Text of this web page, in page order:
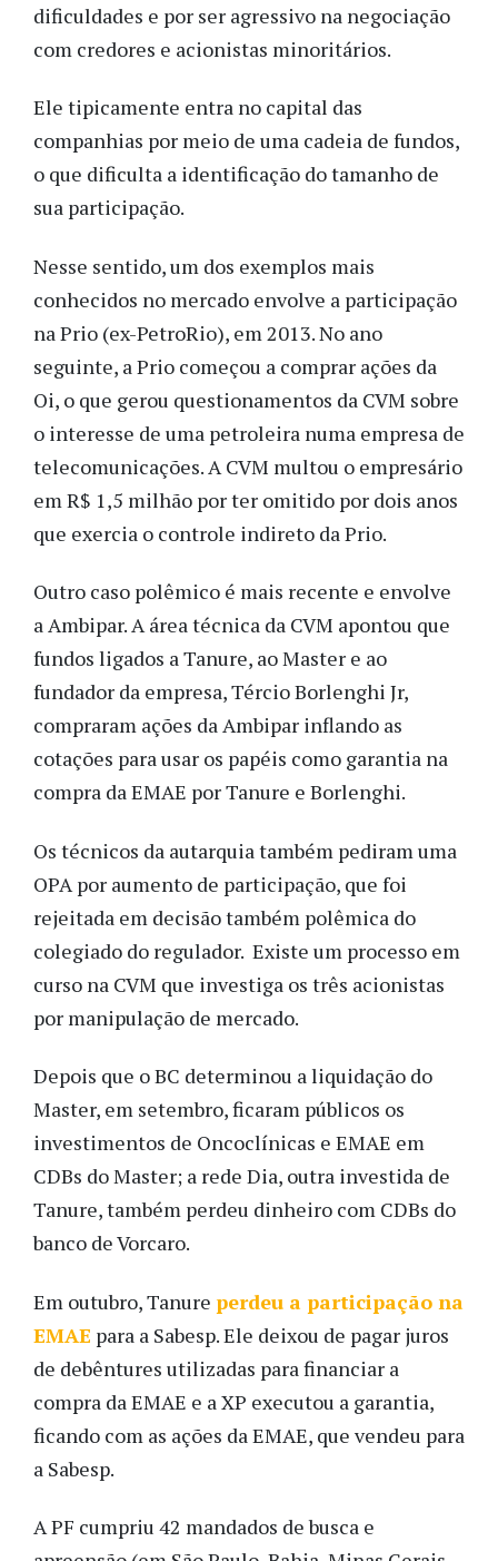
dificuldades e por ser agressivo na negociação
com credores e acionistas minoritários.
Ele tipicamente entra no capital das
companhias por meio de uma cadeia de fundos,
o que dificulta a identificação do tamanho de
sua participação.
Nesse sentido, um dos exemplos mais
conhecidos no mercado envolve a participação
na Prio (ex-PetroRio), em 2013. No ano
seguinte, a Prio começou a comprar ações da
Oi, o que gerou questionamentos da CVM sobre
o interesse de uma petroleira numa empresa de
telecomunicações. A CVM multou o empresário
em R$ 1,5 milhão por ter omitido por dois anos
que exercia o controle indireto da Prio.
Outro caso polêmico é mais recente e envolve
a Ambipar. A área técnica da CVM apontou que
fundos ligados a Tanure, ao Master e ao
fundador da empresa, Tércio Borlenghi Jr,
compraram ações da Ambipar inflando as
cotações para usar os papéis como garantia na
compra da EMAE por Tanure e Borlenghi.
Os técnicos da autarquia também pediram uma
OPA por aumento de participação, que foi
rejeitada em decisão também polêmica do
colegiado do regulador. Existe um processo em
curso na CVM que investiga os três acionistas
por manipulação de mercado.
Depois que o BC determinou a liquidação do
Master, em setembro, ficaram públicos os
investimentos de Oncoclínicas e EMAE em
CDBs do Master; a rede Dia, outra investida de
Tanure, também perdeu dinheiro com CDBs do
banco de Vorcaro.
Em outubro, Tanure perdeu a participação na
EMAE para a Sabesp. Ele deixou de pagar juros
de debêntures utilizadas para financiar a
compra da EMAE e a XP executou a garantia,
ficando com as ações da EMAE, que vendeu para
a Sabesp.
A PF cumpriu 42 mandados de busca e